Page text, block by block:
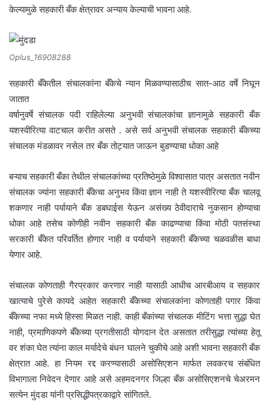
केल्यामुळे सहकारी बँक क्षेत्रावर अन्याय केल्याची भावना आहे.
Oplus_16908288
सहकारी बँकेतील संचालकांना बँकेचे न्यान मिळवण्यासाठीच सात-आठ वर्षे निघून
जातात
वर्षानुवर्षे संचालक पदी राहिलेल्या अनुभवी संचालकांचा ज्ञानामुळे सहकारी बँक
यशस्वीरित्या वाटचाल करीत असते . असे सर्व अनुभवी संचालक सहकारी बँकेच्या
संचालक मंडळावर नसेल तर बँक तोट्यात जाऊन बुडण्याचा धोका आहे
बऱ्याच सहकारी बँका तेथील संचालकांच्या प्रतिष्ठेमुळे विश्वासात पात्र असतात नवीन
संचालक ज्यांना सहकारी बँकेचा अनुभव किंवा ज्ञान नाही ते यशस्वीरित्या बँक चालवू
शकणार नाही पर्यायाने बँक डबघाईस येऊन असंख्य ठेवीदाराचे नुकसान होण्याचा
धोका आहे तसेच कोणीही नवीन सहकारी बँक काढण्याचा किंवा मोठी पतसंस्था
सरकारी बँकेत परिवर्तित होणार नाही व पर्यायाने सहकारी बँकेच्या चळवळीस बाधा
येणार आहे.
संचालक कोणताही गैरप्रकार करणार नाही यासाठी आधीच आरबीआय व सहकार
खात्याचे पुरेसे कायदे आहेत सहकारी बँकेच्या संचालकांना कोणताही पगार किंवा
बँकेच्या नफा मध्ये हिस्सा मिळत नाही. काही बँकांच्या संचालक मीटिंग भत्ता सुद्धा घेत
नाही, प्रमाणिकपणे बँकेच्या प्रगतीसाठी योगदान देत असतात तरीसुद्धा त्यांच्या हेतू
वर शंका घेत त्यांना काल मर्यादेचे बंधन घालने चुकीचे आहे अशी भावना सहकारी बँक
क्षेत्रात आहे. हा नियम रद्द करण्यासाठी असोसिएशन मार्फत लवकरच संबंधित
विभागाला निवेदन देणार आहे असे अहमदनगर जिल्हा बँक असोसिएशनचे चेअरमन
सत्येन मुंदडा यांनी प्रसिद्धीपत्रकाद्वारे सांगितले.